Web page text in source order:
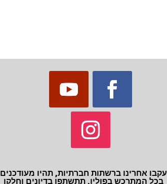
עקבו אחרינו ברשתות חברתיות, תהיו מעודכנים
בכל המתרכש בפולין, תתשתפו בדיונים וחלקו